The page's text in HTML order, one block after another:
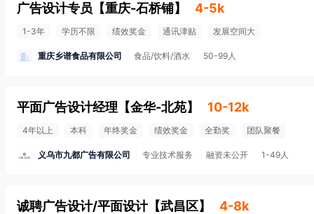
广告设计专员 【重庆-石桥铺】 4-5k
1-3年 学历不限 绩效奖金 通讯津贴 发展空间大
重庆乡谱食品有限公司 食品/饮料/酒水 50-99人
平面广告设计经理 【金华-北苑】 10-12k
4年以上 本科 年终奖金 绩效奖金 全勤奖 团队聚餐
义乌市九都广告有限公司 专业技术服务 融资未公开 1-49人
诚聘广告设计/平面设计 【武昌区】 4-8k